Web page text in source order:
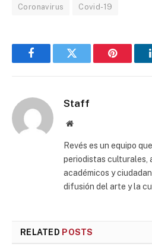
Coronavirus Covid-19
FacebookTwitter Pinterest
Staff
Website
Revés es un equipo
periodistas culturales,
académicos y
difusión del arte y la
RELATED POSTS